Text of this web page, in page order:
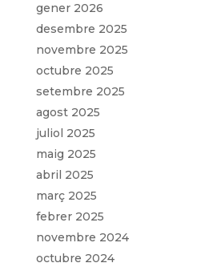
gener 2026
desembre 2025
novembre 2025
octubre 2025
setembre 2025
agost 2025
juliol 2025
maig 2025
abril 2025
març 2025
febrer 2025
novembre 2024
octubre 2024